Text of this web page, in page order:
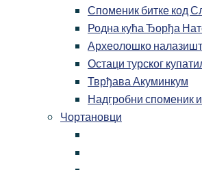
Споменик битке код
Родна кућа Ђорђа
Археолошко
Остаци турског
Тврђава Акуминкум
Надгробни споменик
Чортановци